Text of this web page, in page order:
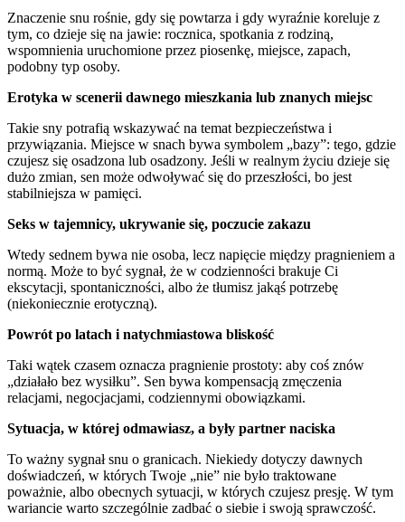
Znaczenie snu rośnie, gdy się powtarza i gdy wyraźnie koreluje z
tym, co dzieje się na jawie: rocznica, spotkania z rodziną,
wspomnienia uruchomione przez piosenkę, miejsce, zapach,
podobny typ osoby.
Erotyka w scenerii dawnego mieszkania lub znanych miejsc
Takie sny potrafią wskazywać na temat bezpieczeństwa i
przywiązania. Miejsce w snach bywa symbolem „bazy”: tego, gdzie
czujesz się osadzona lub osadzony. Jeśli w realnym życiu dzieje się
dużo zmian, sen może odwoływać się do przeszłości, bo jest
stabilniejsza w pamięci.
Seks w tajemnicy, ukrywanie się, poczucie zakazu
Wtedy sednem bywa nie osoba, lecz napięcie między pragnieniem a
normą. Może to być sygnał, że w codzienności brakuje Ci
ekscytacji, spontaniczności, albo że tłumisz jakąś potrzebę
(niekoniecznie erotyczną).
Powrót po latach i natychmiastowa bliskość
Taki wątek czasem oznacza pragnienie prostoty: aby coś znów
„działało bez wysiłku”. Sen bywa kompensacją zmęczenia
relacjami, negocjacjami, codziennymi obowiązkami.
Sytuacja, w której odmawiasz, a były partner naciska
To ważny sygnał snu o granicach. Niekiedy dotyczy dawnych
doświadczeń, w których Twoje „nie” nie było traktowane
poważnie, albo obecnych sytuacji, w których czujesz presję. W tym
wariancie warto szczególnie zadbać o siebie i swoją sprawczość.